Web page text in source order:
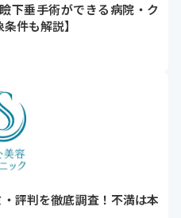
下垂手術ができる病院・ク
件も解説】
評判を徹底調査！不満は本